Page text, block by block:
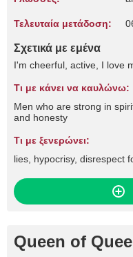
Τελευταία μετάδοση:
Σχετικά με εμένα
I'm cheerful, active, I love
Τι με κάνει να καυλώνω:
Men who are strong in
and honesty
Τι με ξενερώνει:
lies, hypocrisy, disrespect
Queen of